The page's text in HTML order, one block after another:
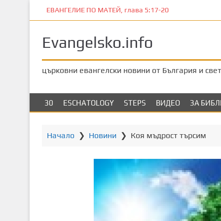
к
ЕВАНГЕЛИЕ ПО МАТЕЙ, глава 5:17-20
Evangelsko.info
църковни евангелски новини от България и
30 ESCHATOLOGY STEPS ВИДЕО ЗА
Начало ❯ Новини❯ Коя мъдрост търсим